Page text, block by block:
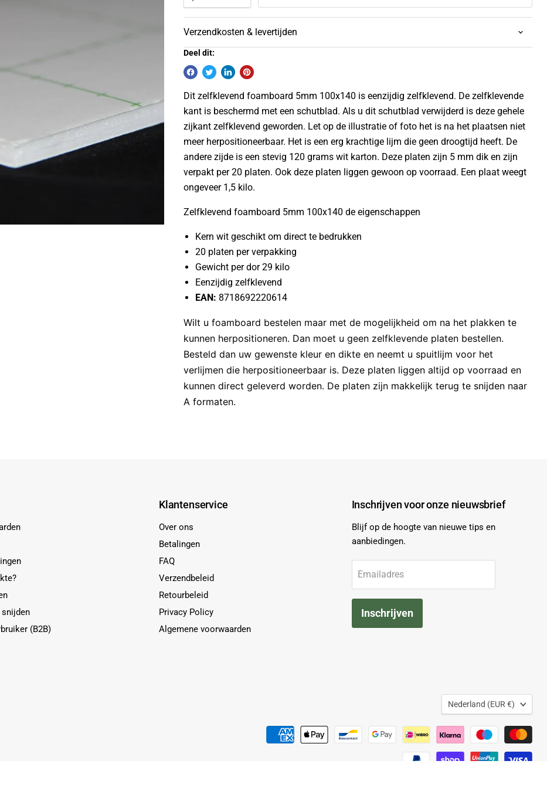
Verzendkosten & levertijden
Deel dit:
Dit zelfklevend foamboard 5mm 100x140 is eenzijdig zelfklevend. De zelfklevende
kant is beschermd met een schutblad. Als u dit schutblad verwijderd is deze gehele
zijkant zelfklevend geworden. Let op de illustratie of foto het is na het plaatsen niet
meer herpositioneerbaar. Het is een erg krachtige lijm die geen droogtijd heeft. De
andere zijde is een stevig 120 grams wit karton. Deze platen zijn 5 mm dik en zijn
verpakt per 20 platen. Ook deze platen liggen gewoon op voorraad. Een plaat weegt
ongeveer 1,5 kilo.
Zelfklevend foamboard 5mm 100x140 de eigenschappen
Kern wit geschikt om direct te bedrukken
20 platen per verpakking
Gewicht per dor 29 kilo
Eenzijdig zelfklevend
EAN: 8718692220614
Wilt u foamboard bestelen maar met de mogelijkheid om na het plakken te
kunnen herpositioneren. Dan moet u geen zelfklevende platen bestellen.
Besteld dan uw gewenste kleur en dikte en neemt u spuitlijm voor het
verlijmen die herpositioneerbaar is. Deze platen liggen altijd op voorraad en
kunnen direct geleverd worden. De platen zijn makkelijk terug te snijden naar
A formaten.
(B2B)
Klantenservice
Over ons
Betalingen
FAQ
Verzendbeleid
Retourbeleid
Privacy Policy
Algemene voorwaarden
Inschrijven voor onze nieuwsbrief
Blijf op de hoogte van nieuwe tips en
aanbiedingen.
Emailadres
Inschrijven
Land
Nederland (EUR €)